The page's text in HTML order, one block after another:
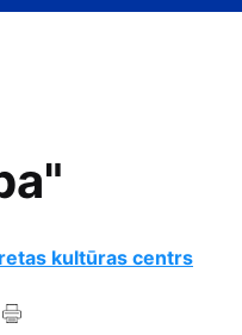
kultūras centrs